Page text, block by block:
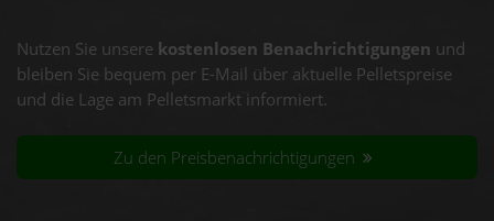
Nutzen Sie unsere kostenlosen Benachrichtigungen und
bleiben Sie bequem per E-Mail über aktuelle Pelletspreise
und die Lage am Pelletsmarkt informiert.
Zu den Preisbenachrichtigungen